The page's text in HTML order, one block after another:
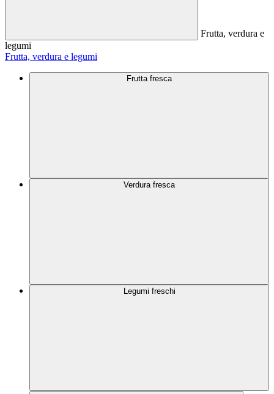
Frutta, verdura e
legumi
Frutta, verdura e legumi
Frutta fresca
Verdura fresca
Legumi freschi